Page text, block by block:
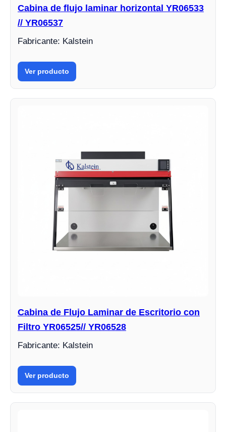
Cabina de flujo laminar horizontal YR06533
// YR06537
Fabricante: Kalstein
Ver producto
Cabina de Flujo Laminar de Escritorio con
Filtro YR06525// YR06528
Fabricante: Kalstein
Ver producto